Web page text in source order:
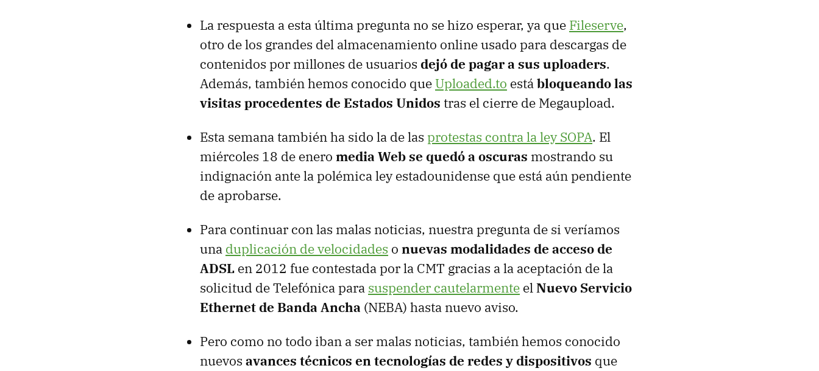
La respuesta a esta última pregunta no se hizo esperar, ya que Fileserve,
otro de los grandes del almacenamiento online usado para descargas de
contenidos por millones de usuarios dejó de pagar a sus uploaders.
Además, también hemos conocido que Uploaded.to estábloqueando las
visitas procedentes de Estados Unidos tras el cierre de Megaupload.
Esta semana también ha sido la de las protestas contra la ley SOPA. El
miércoles 18 de enero media Web se quedó a oscuras mostrando su
indignación ante la polémica ley estadounidense que está aún pendiente
de aprobarse.
Para continuar con las malas noticias, nuestra pregunta de si veríamos
una duplicación de velocidades o nuevas modalidades de acceso de
ADSL en 2012 fue contestada por la CMT gracias a la aceptación de la
solicitud de Telefónica para suspender cautelarmente elNuevo Servicio
Ethernet de Banda Ancha (NEBA) hasta nuevo aviso.
Pero como no todo iban a ser malas noticias, también hemos conocido
nuevos avances técnicos en tecnologías de redes y dispositivos que